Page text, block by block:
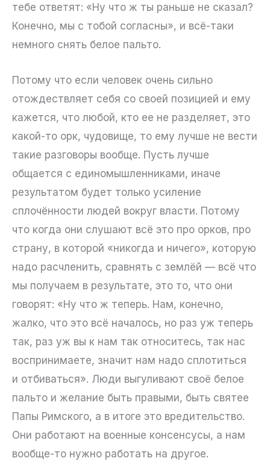
тебе ответят: «Ну что ж ты раньше не сказал?
Конечно, мы с тобой согласны», и всё-таки
немного снять белое пальто.
Потому что если человек очень сильно
отождествляет себя со своей позицией и ему
кажется, что любой, кто ее не разделяет, это
какой-то орк, чудовище, то ему лучше не вести
такие разговоры вообще. Пусть лучше
общается с единомышленниками, иначе
результатом будет только усиление
сплочённости людей вокруг власти. Потому
что когда они слушают всё это про орков, про
страну, в которой «никогда и ничего», которую
надо расчленить, сравнять с землёй — всё что
мы получаем в результате, это то, что они
говорят: «Ну что ж теперь. Нам, конечно,
жалко, что это всё началось, но раз уж теперь
так, раз уж вы к нам так относитесь, так нас
воспринимаете, значит нам надо сплотиться
и отбиваться». Люди выгуливают своё белое
пальто и желание быть правыми, быть святее
Папы Римского, а в итоге это вредительство.
Они работают на военные консенсусы, а нам
вообще-то нужно работать на другое.